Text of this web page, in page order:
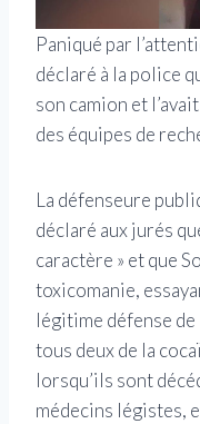
Paniqué par
déclaré à la police
son camion et
des équipes de
La défenseure
déclaré aux jurés
caractère » et que
toxicomanie,
légitime défense de
tous deux de la
lorsqu’ils sont
médecins légistes,